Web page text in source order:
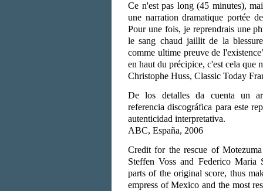
Ce n'est pas long (45 minutes),
une narration dramatique portée
Pour une fois, je reprendrais une
le sang chaud jaillit de la
comme ultime preuve de
en haut du précipice, c'est cela que
Christophe Huss, Classic Today
De los detalles da cuenta un
referencia discográfica para este
autenticidad interpretativa.
ABC, España, 2006
Credit for the rescue of
Steffen Voss and Federico Maria
parts of the original score, thus
empress of Mexico and the most